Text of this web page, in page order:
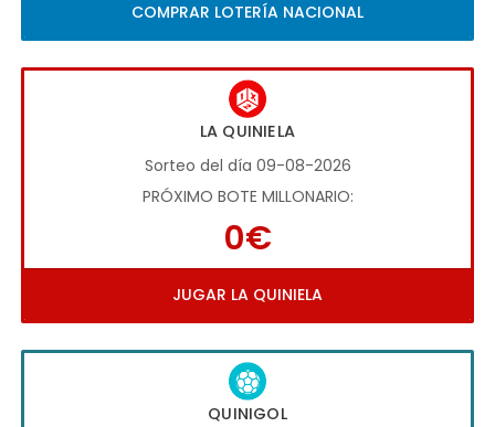
COMPRAR LOTERÍA NACIONAL
LA QUINIELA
Sorteo del día 09-08-2026
PRÓXIMO BOTE MILLONARIO:
0€
JUGAR LA QUINIELA
QUINIGOL